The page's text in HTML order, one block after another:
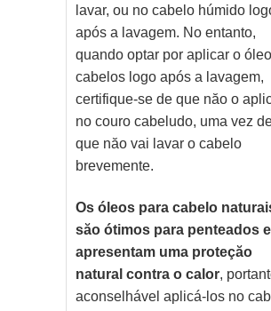
lavar, ou no cabelo húmido
após a lavagem. No entanto,
quando optar por aplicar o
cabelos logo após a lavagem,
certifique-se de que năo o
no couro cabeludo, uma vez
que năo vai lavar o cabelo
brevemente.
Os óleos para cabelo
săo ótimos para penteados e
apresentam uma proteçăo
natural contra o calor,
aconselhável aplicá-los no